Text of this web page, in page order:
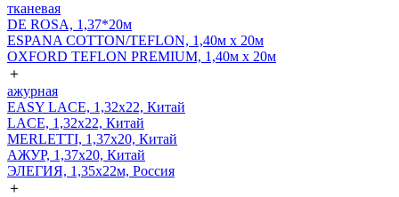
тканевая
DE ROSA, 1,37*20м
ESPANA COTTON/TEFLON, 1,40м х 20м
OXFORD TEFLON PREMIUM, 1,40м х 20м
＋
ажурная
EASY LACE, 1,32х22, Китай
LACE, 1,32х22, Китай
MERLETTI, 1,37х20, Китай
АЖУР, 1,37х20, Китай
ЭЛЕГИЯ, 1,35х22м, Россия
＋